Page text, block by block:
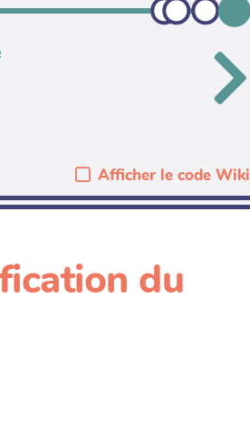
Afficher le code Wiki
du